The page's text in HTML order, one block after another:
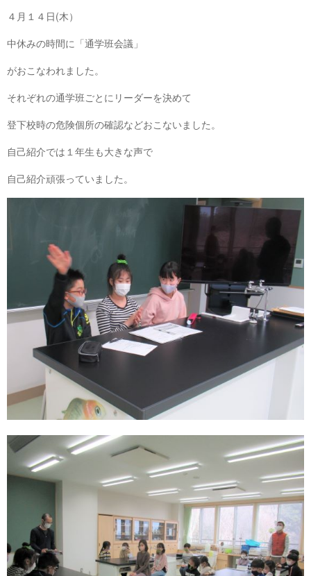
４月１４日(木）
中休みの時間に「通学班会議」
がおこなわれました。
それぞれの通学班ごとにリーダーを決めて
登下校時の危険個所の確認などおこないました。
自己紹介では１年生も大きな声で
自己紹介頑張っていました。